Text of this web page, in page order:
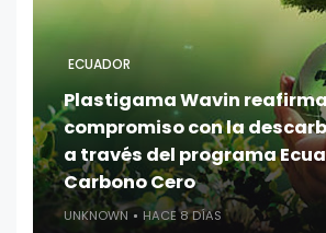
ECUADOR
Plastigama Wavin
compromiso con la
a través del programa
Carbono Cero
UNKNOWN HACE 8 DÍAS